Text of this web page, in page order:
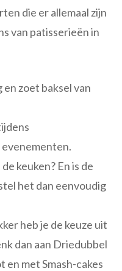
die er allemaal zijn
van patisserieën in
zoet baksel van
keuken? En is de
het dan eenvoudig
heb je de keuze uit
dan aan Driedubbel
met Smash-cakes